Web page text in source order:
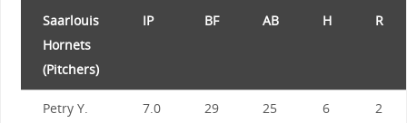
Saarlouis
Hornets
(Pitchers)
IP BF AB H R
Petry Y.
7.0 29 25 6 2